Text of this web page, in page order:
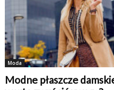
Moda
Modne płaszcze